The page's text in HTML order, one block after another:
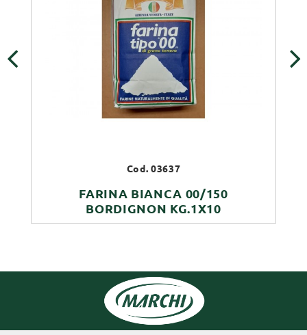
Cod. 03637
FARINA BIANCA 00/150
BORDIGNON KG.1X10